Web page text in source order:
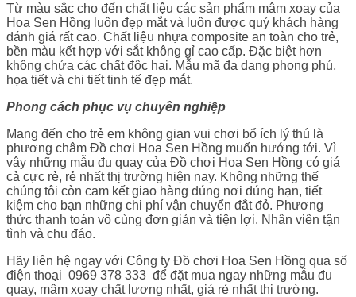
Từ màu sắc cho đến chất liệu các sản phẩm mâm xoay của
Hoa Sen Hồng luôn đẹp mắt và luôn được quý khách hàng
đánh giá rất cao. Chất liệu nhựa composite an toàn cho trẻ,
bền màu kết hợp với sắt không gỉ cao cấp. Đặc biệt hơn
không chứa các chất độc hại. Mẫu mã đa dạng phong phú,
họa tiết và chi tiết tinh tế đẹp mắt.
Phong cách phục vụ chuyên nghiệp
Mang đến cho trẻ em không gian vui chơi bổ ích lý thú là
phương châm Đồ chơi Hoa Sen Hồng muốn hướng tới. Vì
vậy những mẫu đu quay của Đồ chơi Hoa Sen Hồng có giá
cả cực rẻ, rẻ nhất thị trường hiện nay. Không những thế
chúng tôi còn cam kết giao hàng đúng nơi đúng hạn, tiết
kiệm cho bạn những chi phí vận chuyển đắt đỏ. Phương
thức thanh toán vô cùng đơn giản và tiện lợi. Nhân viên tận
tình và chu đáo.
Hãy liên hệ ngay với Công ty Đồ chơi Hoa Sen Hồng qua số
điện thoại 0969 378 333 để đặt mua ngay những mẫu đu
quay, mâm xoay chất lượng nhất, giá rẻ nhất thị trường.